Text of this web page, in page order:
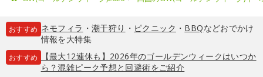
おすすめ ネモフィラ ・ 潮干狩り ・ ピクニック ・ BBQなどおでかけ
情報を大特集
おすすめ
【最大12連休も】2026年のゴールデンウィークはいつか
ら？混雑ピーク予想と回避術をご紹介